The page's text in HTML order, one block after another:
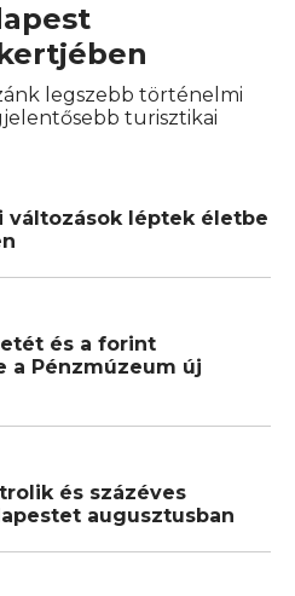
legszebb tör­ténelmi
turisztikai
változások léptek életbe
és a forint
a Pénzmúzeum új
és százéves
augusztusban